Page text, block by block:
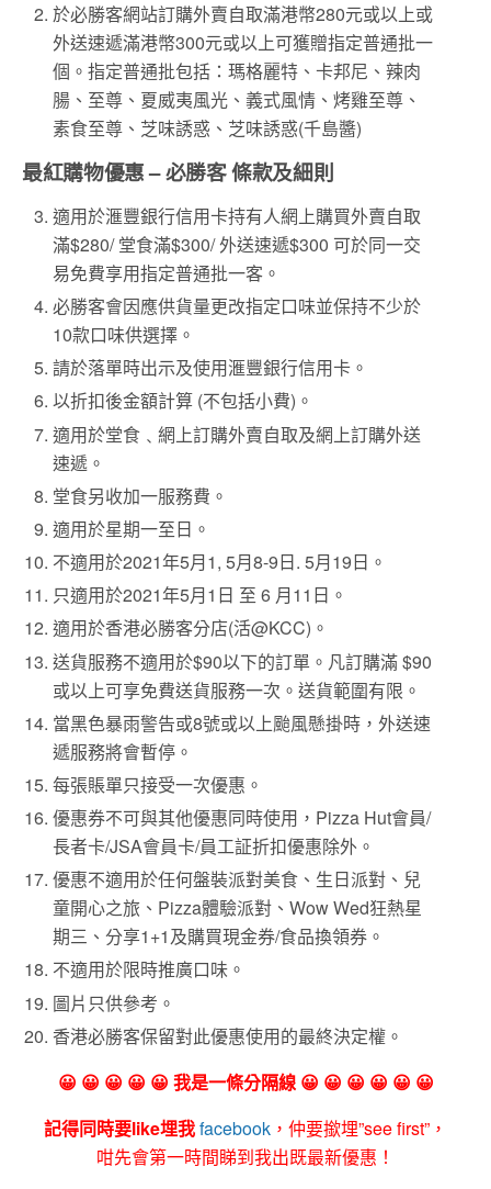
於必勝客網站訂購外賣自取滿港幣280元或以上或
外送速遞滿港幣300元或以上可獲贈指定普通批一
個。指定普通批包括：瑪格麗特、卡邦尼、辣肉
腸、至尊、夏威夷風光、義式風情、烤雞至尊、
素食至尊、芝味誘惑、芝味誘惑(千島醬)
最紅購物優惠 –必勝客條款及細則
適用於滙豐銀行信用卡持有人網上購買外賣自取
滿$280/ 堂食滿$300/ 外送速遞$300 可於同一交
易免費享用指定普通批一客。
必勝客會因應供貨量更改指定口味並保持不少於
10款口味供選擇。
請於落單時出示及使用滙豐銀行信用卡。
以折扣後金額計算 (不包括小費)。
適用於堂食﹑網上訂購外賣自取及網上訂購外送
速遞。
堂食另收加一服務費。
適用於星期一至日。
不適用於2021年5月1, 5月8-9日. 5月19日。
只適用於2021年5月1日 至 6 月11日。
適用於香港必勝客分店(活@KCC)。
送貨服務不適用於$90以下的訂單。凡訂購滿 $90
或以上可享免費送貨服務一次。送貨範圍有限。
當黑色暴雨警告或8號或以上颱風懸掛時，外送速
遞服務將會暫停。
每張賬單只接受一次優惠。
優惠券不可與其他優惠同時使用，Pizza Hut會員/
長者卡/JSA會員卡/員工証折扣優惠除外。
優惠不適用於任何盤裝派對美食、生日派對、兒
童開心之旅、Pizza體驗派對、Wow Wed狂熱星
期三、分享1+1及購買現金券/食品換領券。
不適用於限時推廣口味。
圖片只供參考。
香港必勝客保留對此優惠使用的最終決定權。
😀 😀 😀 😀 😀 我是一條分隔線 😀 😀 😀 😀 😀 😀
記得同時要like埋我facebook ，仲要撳埋”see first”，
咁先會第一時間睇到我出既最新優惠！